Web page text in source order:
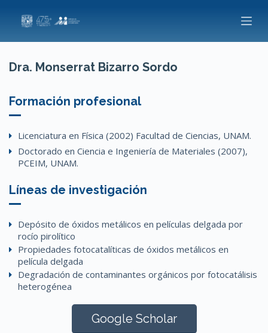
i
p
c
n
t
Dra. Monserrat Bizarro Sordo
Formación profesional
Licenciatura en Física (2002) Facultad de Ciencias, UNAM.
Doctorado en Ciencia e Ingeniería de Materiales (2007),
PCEIM, UNAM.
Líneas de investigación
Depósito de óxidos metálicos en películas delgada por
rocío pirolítico
Propiedades fotocatalíticas de óxidos metálicos en
película delgada
Degradación de contaminantes orgánicos por fotocatálisis
heterogénea
Google Scholar